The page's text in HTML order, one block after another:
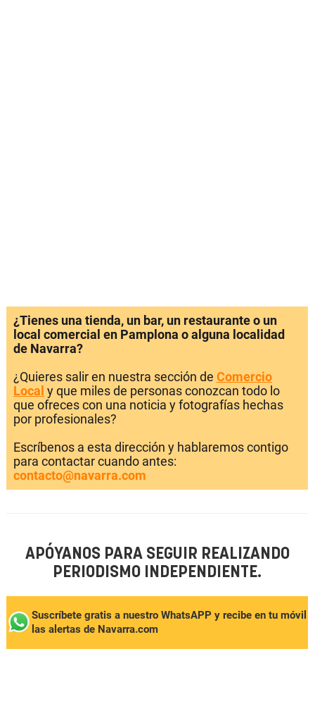
¿Tienes una tienda, un bar, un restaurante o un
local comercial en Pamplona o alguna localidad
de Navarra?
¿Quieres salir en nuestra sección de Comercio
Local y que miles de personas conozcan todo lo
que ofreces con una noticia y fotografías hechas
por profesionales?
Escríbenos a esta dirección y hablaremos contigo
para contactar cuando antes:
contacto@navarra.com
APÓYANOS PARA SEGUIR REALIZANDO
PERIODISMO INDEPENDIENTE.
Suscríbete gratis a nuestro WhatsAPP y recibe en tu móvil
las alertas de Navarra.com